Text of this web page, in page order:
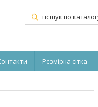
Розмірна сітка